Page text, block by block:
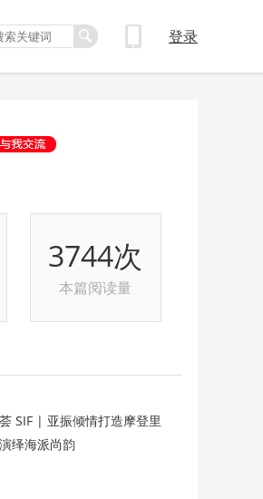
登录
3744次
本篇阅读量
SIF | 亚振倾情打造摩登里
绎海派尚韵